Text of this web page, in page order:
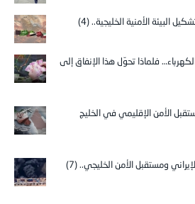
البيئة الأمنية الخليجية.. (4)
الكهرباء… فلماذا تحوّل هذا الإنفاق إلى
الأمن الإقليمي في الخليج
ومستقبل الأمن الخليجي.. (7)